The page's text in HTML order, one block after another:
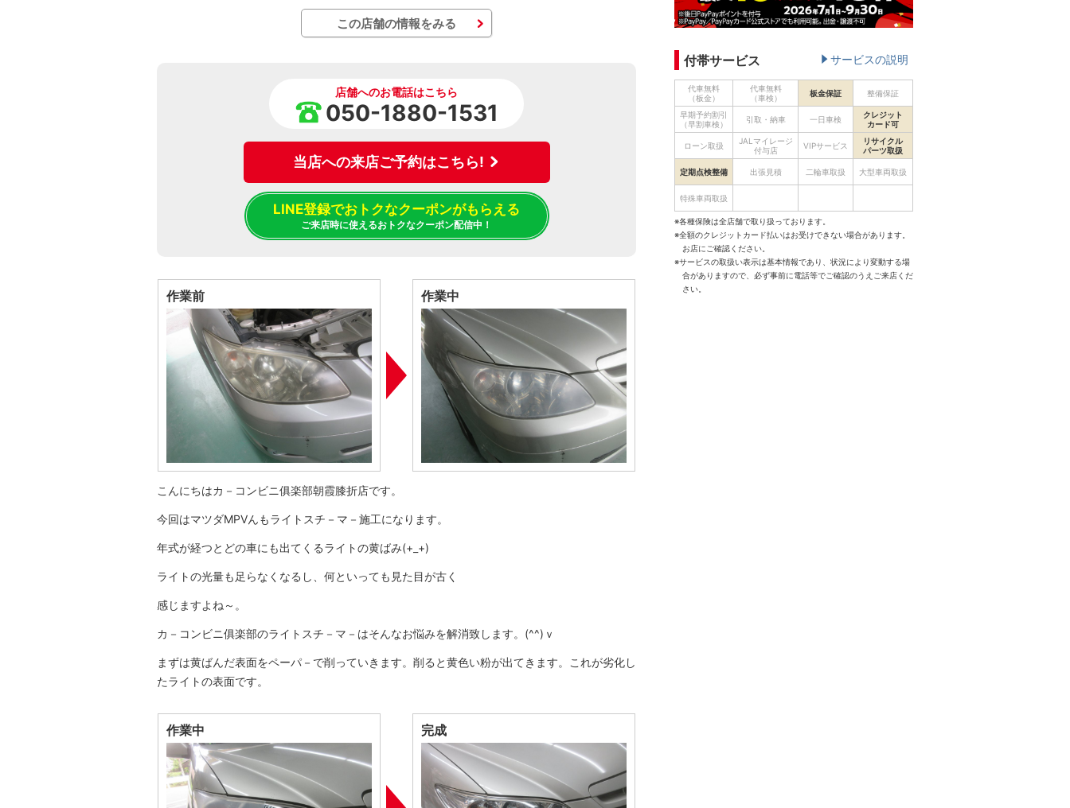
この店舗の情報をみる
店舗へのお電話はこちら
050-1880-1531
当店への来店ご予約はこちら!
LINE登録でおトクなクーポンがもらえる
ご来店時に使えるおトクなクーポン配信中！
作業前 作業中
こんにちはカ－コンビニ俱楽部朝霞膝折店です。
今回はマツダMPVんもライトスチ－マ－施工になります。
年式が経つとどの車にも出てくるライトの黄ばみ(+_+)
ライトの光量も足らなくなるし、何といっても見た目が古く
感じますよね～。
カ－コンビニ俱楽部のライトスチ－マ－はそんなお悩みを解消致します。(^^)ｖ
まずは黄ばんだ表面をペーパ－で削っていきます。削ると黄色い粉が出てきます。これが劣化し
たライトの表面です。
作業中 完成
付帯サービス サービスの説明
代車無料
（板金）
代車無料
（車検）
板金保証 整備保証
早期予約割引
（早割車検）
引取・納車 一日車検
クレジット
カード可
ローン取扱
JALマイレージ
付与店
VIPサービス
リサイクル
パーツ取扱
定期点検整備 出張見積 二輪車取扱 大型車両取扱
特殊車両取扱
※各種保険は全店舗で取り扱っております。
※全額のクレジットカード払いはお受けできない場合があります。
お店にご確認ください。
※サービスの取扱い表示は基本情報であり、状況により変動する場
合がありますので、必ず事前に電話等でご確認のうえご来店くだ
さい。